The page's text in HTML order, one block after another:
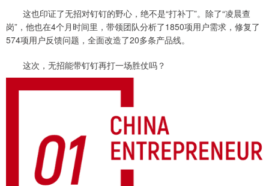
这也印证了无招对钉钉的野心，绝不是“打补丁”。除了“凌晨查
岗”，他也在4个月时间里，带领团队分析了1850项用户需求，修复了
574项用户反馈问题，全面改造了20多条产品线。
这次，无招能带钉钉再打一场胜仗吗？